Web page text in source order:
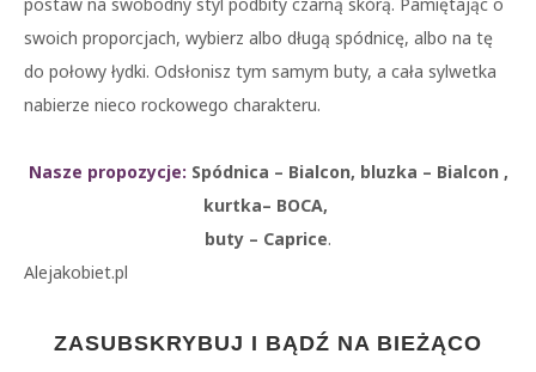
swoich proporcjach, wybierz albo długą spódnicę, albo na tę
do połowy łydki. Odsłonisz tym samym buty, a cała sylwetka
nabierze nieco rockowego charakteru.
Nasze propozycje: Spódnica – Bialcon, bluzka – Bialcon ,
kurtka– BOCA,
buty – Caprice.
Alejakobiet.pl
ZASUBSKRYBUJ I BĄDŹ NA BIEŻĄCO